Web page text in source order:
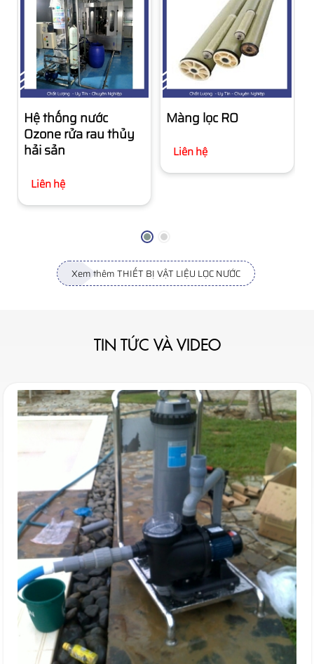
Hệ thống nước
Ozone rửa rau thủy
hải sản
Liên hệ
Màng lọc RO
Liên hệ
Xem thêm THIẾT BỊ VẬT LIỆU LỌC NƯỚC
TIN TỨC VÀ VIDEO